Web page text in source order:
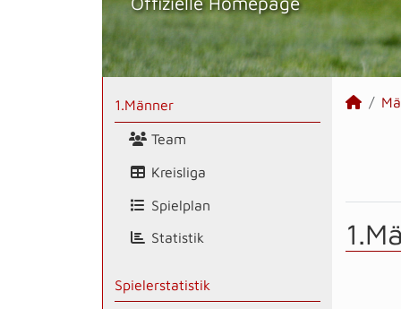
1.Männer
Team
Kreisliga
Spielplan
Statistik
Spielerstatistik